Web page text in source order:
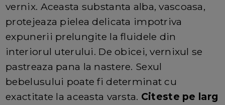
vernix. Aceasta substanta alba, vascoasa,
protejeaza pielea delicata impotriva
expunerii prelungite la fluidele din
interiorul uterului. De obicei, vernixul se
pastreaza pana la nastere. Sexul
bebelusului poate fi determinat cu
exactitate la aceasta varsta. Citeste pe larg